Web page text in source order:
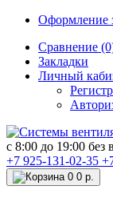
Оформление
Сравнение
Закладки
Личный
c 8:00 до 19:00 без
+7 925-131-02-35
0 0 р.